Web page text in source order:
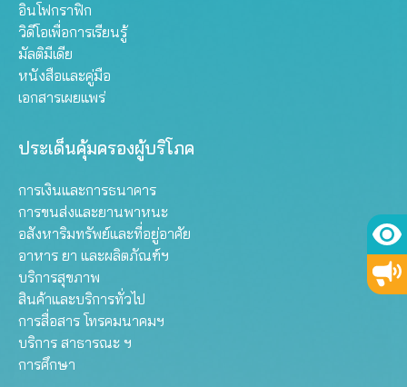
อินโฟกราฟิก
วิดีโอเพื่อการเรียนรู้
มัลติมีเดีย
หนังสือและคู่มือ
เอกสารเผยแพร่
ประเด็นคุ้มครองผู้บริโภค
การเงินและการธนาคาร
การขนส่งและยานพาหนะ
อสังหาริมทรัพย์และที่อยู่อาศัย
อาหาร ยา และผลิตภัณฑ์ฯ
บริการสุขภาพ
สินค้าและบริการทั่วไป
การสื่อสาร โทรคมนาคมฯ
บริการ สาธารณะ ฯ
การศึกษา